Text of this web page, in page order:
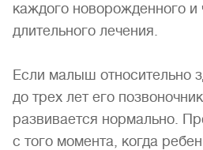
каждого новорожденного и
длительного лечения.
Если малыш относительно
до трех лет его
развивается нормально.
с того момента, когда